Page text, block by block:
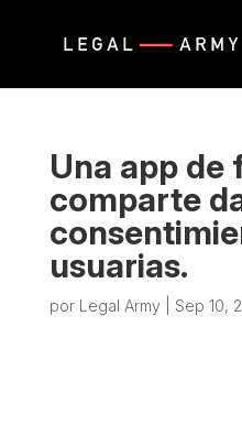
Una app de
comparte
usuarias.
por Legal Army Sep 10,